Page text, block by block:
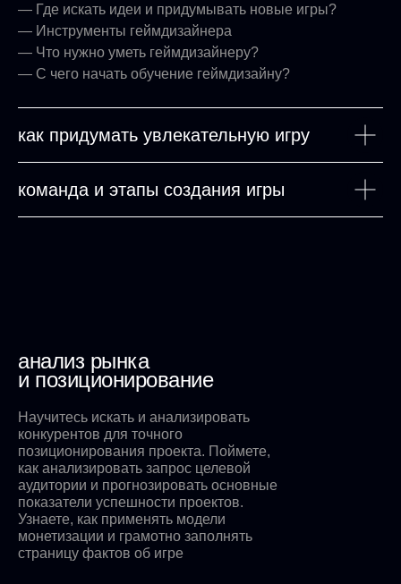
— Где искать идеи и придумывать новые игры?
— Инструменты геймдизайнера
— Что нужно уметь геймдизайнеру?
— С чего начать обучение геймдизайну?
как придумать увлекательную игру
команда и этапы создания игры
анализ рынка
и позиционирование
Научитесь искать и анализировать
конкурентов для точного
позиционирования проекта. Поймете,
как анализировать запрос целевой
аудитории и прогнозировать основные
показатели успешности проектов.
Узнаете, как применять модели
монетизации и грамотно заполнять
страницу фактов об игре